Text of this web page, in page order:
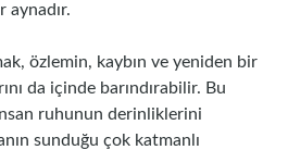
aynadır.
özlemin, kaybın ve yeniden bir
da içinde barındırabilir. Bu
ruhunun derinliklerini
sunduğu çok katmanlı